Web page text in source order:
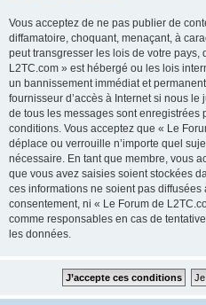
Vous acceptez de ne pas publier de
diffamatoire, choquant, menaçant, à
peut transgresser les lois de votre pays,
L2TC.com » est hébergé ou les lois
un bannissement immédiat et
fournisseur d’accès à Internet si nous
de tous les messages sont enregistrées
conditions. Vous acceptez que « Le
déplace ou verrouille n’importe quel
nécessaire. En tant que membre, vous
que vous avez saisies soient stockées
ces informations ne soient pas diffusées
consentement, ni « Le Forum de
comme responsables en cas de
les données.